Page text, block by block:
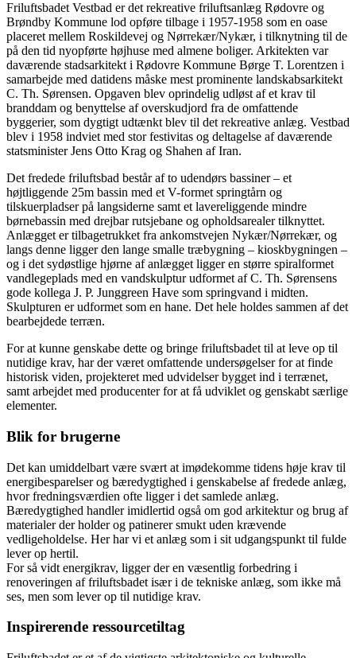
Friluftsbadet Vestbad er det rekreative friluftsanlæg Rødovre og
Brøndby Kommune lod opføre tilbage i 1957-1958 som en oase
placeret mellem Roskildevej og Nørrekær/Nykær, i tilknytning til de
på den tid nyopførte højhuse med almene boliger. Arkitekten var
daværende stadsarkitekt i Rødovre Kommune Børge T. Lorentzen i
samarbejde med datidens måske mest prominente landskabsarkitekt
C. Th. Sørensen. Opgaven blev oprindelig udløst af et krav til
branddam og benyttelse af overskudjord fra de omfattende
byggerier, som dygtigt udtænkt blev til det rekreative anlæg. Vestbad
blev i 1958 indviet med stor festivitas og deltagelse af daværende
statsminister Jens Otto Krag og Shahen af Iran.
Det fredede friluftsbad består af to udendørs bassiner – et
højtliggende 25m bassin med et V-formet springtårn og
tilskuerpladser på langsiderne samt et lavereliggende mindre
børnebassin med drejbar rutsjebane og opholdsarealer tilknyttet.
Anlægget er tilbagetrukket fra ankomstvejen Nykær/Nørrekær, og
langs denne ligger den lange smalle træbygning – kioskbygningen –
og i det sydøstlige hjørne af anlægget ligger en større spiralformet
vandlegeplads med en vandskulptur udformet af C. Th. Sørensens
gode kollega J. P. Junggreen Have som springvand i midten.
Skulpturen er udformet som en hane. Det hele holdes sammen af det
bearbejdede terræn.
For at kunne genskabe dette og bringe friluftsbadet til at leve op til
nutidige krav, har der været omfattende undersøgelser for at finde
historisk viden, projekteret med udvidelser bygget ind i terrænet,
samt arbejdet med producenter for at få udviklet og genskabt særlige
elementer.
Blik for brugerne
Det kan umiddelbart være svært at imødekomme tidens høje krav til
energibesparelser og bæredygtighed i genskabelse af fredede anlæg,
hvor fredningsværdien ofte ligger i det samlede anlæg.
Bæredygtighed handler imidlertid også om god arkitektur og brug af
materialer der holder og patinerer smukt uden krævende
vedligeholdelse. Her har vi et anlæg som i sit udgangspunkt til fulde
lever op hertil.
For så vidt energikrav, ligger der en væsentlig forbedring i
renoveringen af friluftsbadet især i de tekniske anlæg, som ikke må
ses, men som lever op til nutidige krav.
Inspirerende ressourcetiltag